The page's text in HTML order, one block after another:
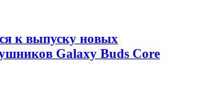
к выпуску новых
Galaxy Buds Core